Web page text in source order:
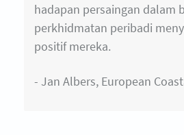
hadapan persaingan dalam
perkhidmatan peribadi
positif mereka.
- Jan Albers, European